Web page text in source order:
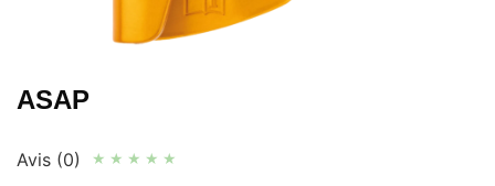
ASAP
Avis (0) ★ ★ ★ ★ ★